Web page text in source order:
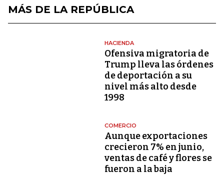
MÁS DE LA REPÚBLICA
HACIENDA
Ofensiva migratoria de
Trump lleva las órdenes
de deportación a su
nivel más alto desde
1998
COMERCIO
Aunque exportaciones
crecieron 7% en junio,
ventas de café y flores se
fueron a la baja